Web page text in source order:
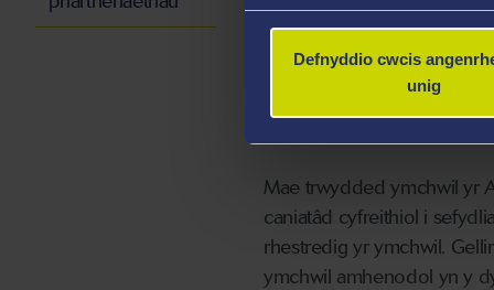
Defnyddio cwcis
unig
clinigol cysylltiedig arall, y
Trwydded
Awdurdod
Mae trwydded ymchwil yr
caniatâd cyfreithiol i
rhestredig yr ymchwil.
ymchwil amhenodol yn y